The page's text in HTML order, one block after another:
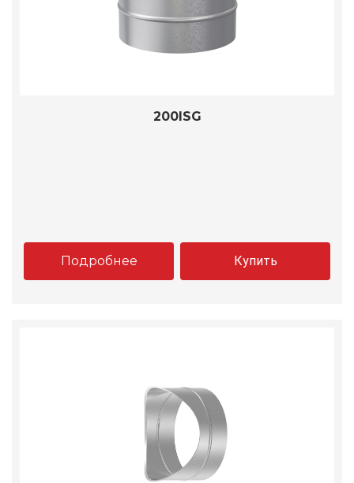
200ISG
Подробнее Купить